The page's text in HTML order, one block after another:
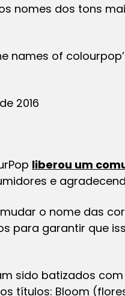
nomes dos tons
names of
2016
liberou um
e
o nome das
para garantir que
sido batizados
títulos: Bloom